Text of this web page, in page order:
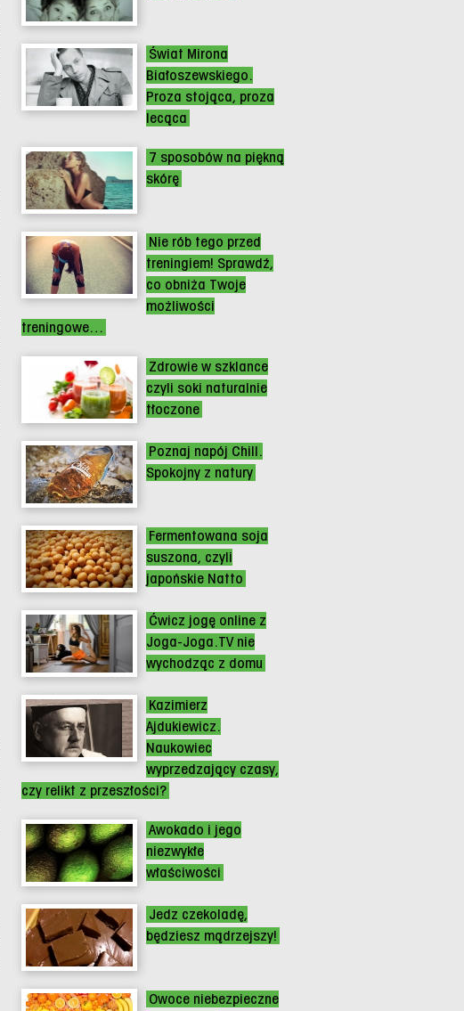
Świat Mirona
Białoszewskiego.
Proza stojąca, proza
lecąca
7 sposobów na piękną
skórę
Nie rób tego przed
treningiem! Sprawdź,
co obniża Twoje
możliwości
treningowe…
Zdrowie w szklance
czyli soki naturalnie
tłoczone
Poznaj napój Chill.
Spokojny z natury
Fermentowana soja
suszona, czyli
japońskie Natto
Ćwicz jogę online z
Joga-Joga.TV nie
wychodząc z domu
Kazimierz
Ajdukiewicz.
Naukowiec
wyprzedzający czasy,
czy relikt z przeszłości?
Awokado i jego
niezwykłe
właściwości
Jedz czekoladę,
będziesz mądrzejszy!
Owoce niebezpieczne